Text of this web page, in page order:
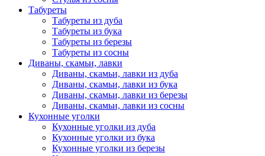
Табуреты
Табуреты из дуба
Табуреты из бука
Табуреты из березы
Табуреты из сосны
Диваны, скамьи, лавки
Диваны, скамьи, лавки из дуба
Диваны, скамьи, лавки из бука
Диваны, скамьи, лавки из березы
Диваны, скамьи, лавки из сосны
Кухонные уголки
Кухонные уголки из дуба
Кухонные уголки из бука
Кухонные уголки из березы